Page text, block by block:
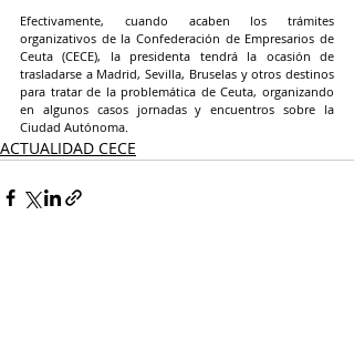
Efectivamente, cuando acaben los trámites
organizativos de la Confederación de Empresarios de
Ceuta (CECE), la presidenta tendrá la ocasión de
trasladarse a Madrid, Sevilla, Bruselas y otros destinos
para tratar de la problemática de Ceuta, organizando
en algunos casos jornadas y encuentros sobre la
Ciudad Autónoma.
ACTUALIDAD CECE